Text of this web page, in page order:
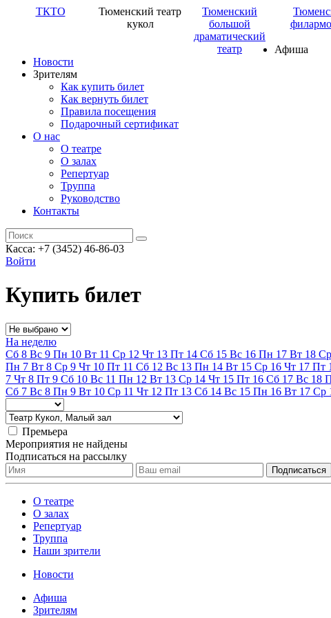
ТКТО
Тюменский театр
кукол
Тюменский
большой
драматический
театр
Афиша
Новости
Зрителям
Как купить билет
Как вернуть билет
Правила посещения
Подарочный сертификат
О нас
О театре
О залах
Репертуар
Труппа
Руководство
Контакты
Касса: +7 (3452) 46-86-03
Войти
Купить билет
На неделю
Сб 8 Вс 9 Пн 10 Вт 11 Ср 12 Чт 13 Пт 14 Сб 15 Вс 16 Пн 17 Вт 18 Ср
Пн 7 Вт 8 Ср 9 Чт 10 Пт 11 Сб 12 Вс 13 Пн 14 Вт 15 Ср 16 Чт 17 Пт
7 Чт 8 Пт 9 Сб 10 Вс 11 Пн 12 Вт 13 Ср 14 Чт 15 Пт 16 Сб 17 Вс 18
Сб 7 Вс 8 Пн 9 Вт 10 Ср 11 Чт 12 Пт 13 Сб 14 Вс 15 Пн 16 Вт 17 Ср
Премьера
Мероприятия не найдены
Подписаться на рассылку
О театре
О залах
Репертуар
Труппа
Наши зрители
Новости
Афиша
Зрителям